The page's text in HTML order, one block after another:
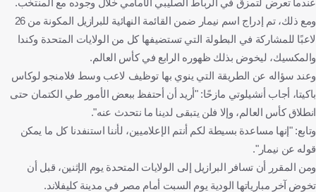
ومع ذلك، تم إدراج اسم نيمار ضمن القائمة النهائية للبرازيل المكونة من 26
لاعبًا للمشاركة في البطولة التي تستضيفها كل من الولايات المتحدة وكندا
والمكسيك، ليخوض بذلك ظهوره الرابع في كأس العالم.
وعند سؤاله عن الطريقة التي ينوي بها توظيف لاعب وسط فلامنجو لوكاس
باكيتا، أجاب أنشيلوتي مازحًا: "أريد أن أحتفظ ببعض الأمور طي الكتمان حتى
انطلاق كأس العالم، وإلا فلن يتبقى لدينا ما نتحدث عنه".
وتابع: "إنها مساعدة بسيطة لكم أنتم الإعلاميين، لأننا استنفدنا كل ما يمكن
قوله عن نيمار".
ومن المقرر أن تسافر البرازيل إلى الولايات المتحدة يوم الإثنين، قبل أن
تخوض آخر مبارياتها الودية يوم السبت أمام مصر في مدينة كليفلاند.